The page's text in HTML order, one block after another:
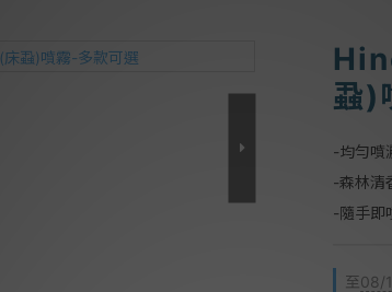
蝨)
-均勻噴
-森林清
-隨手即
至08/